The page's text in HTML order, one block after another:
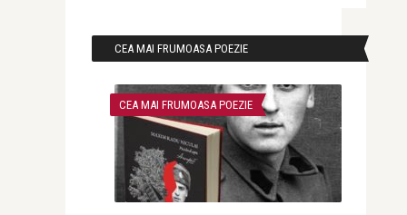
CEA MAI FRUMOASA POEZIE
CEA MAI FRUMOASA POEZIE